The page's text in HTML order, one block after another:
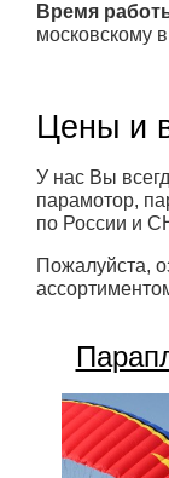
Время
московскому
Цены и
У нас Вы
парамотор,
по России и
Пожалуйста,